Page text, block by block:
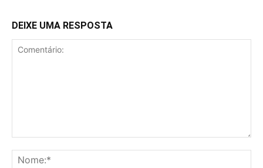
DEIXE UMA RESPOSTA